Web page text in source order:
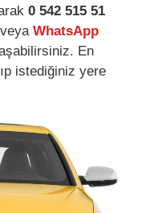
0 542 515 51
WhatsApp
En
istediğiniz yere